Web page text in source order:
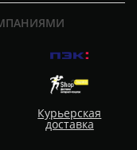
Курьерская
доставка